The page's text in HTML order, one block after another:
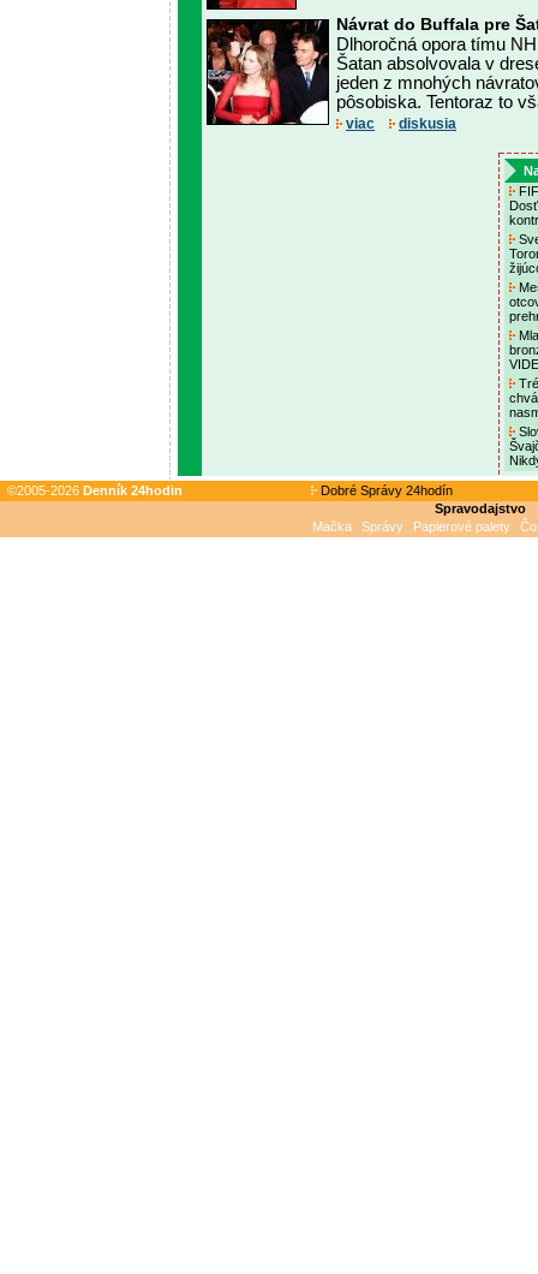
Návrat do Buffala pre
Dlhoročná opora tímu
Šatan absolvovala v
jeden z mnohých
pôsobiska. Tentoraz to
viac diskusia
©2005-2026 Denník 24hodin
Dobré Správy 24hodín
Spravodajstvo
Mačka
Správy Papierové palety